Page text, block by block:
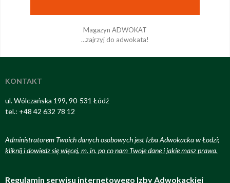
Magazyn ADWOKAT
…zajrzyj do adwokata!
KONTAKT
ul. Wólczańska 199, 90-531 Łódź
tel.: +48 42 632 78 12
Administratorem Twoich danych osobowych jest Izba Adwokacka w Łodzi;
kliknij i dowiedz się więcej, m. in. po co nam Twoje dane i jakie masz prawa.
Regulamin serwisu internetowego Izby Adwokackiej